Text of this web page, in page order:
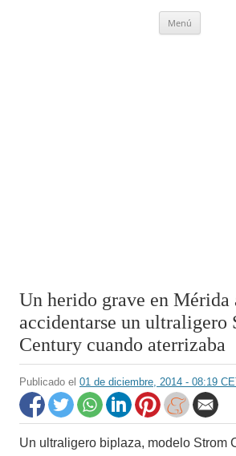
Menú
Un herido grave en Mérida
accidentarse un ultraligero
Century cuando aterrizaba
Publicado el 01 de diciembre, 2014 - 08:19
Un ultraligero biplaza, modelo Strom